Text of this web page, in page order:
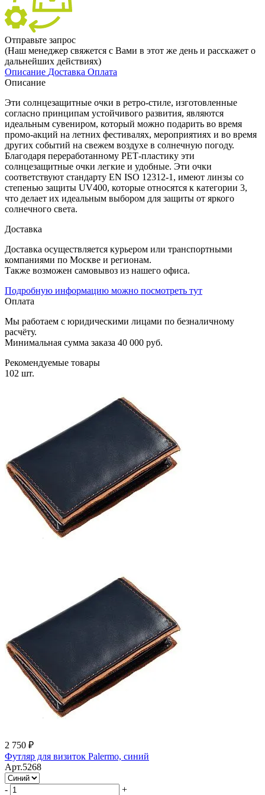
Отправьте запрос
(Наш менеджер свяжется с Вами в этот же день и расскажет о
дальнейших действиях)
Описание Доставка Оплата
Описание
Эти солнцезащитные очки в ретро-стиле, изготовленные
согласно принципам устойчивого развития, являются
идеальным сувениром, который можно подарить во время
промо-акций на летних фестивалях, мероприятиях и во время
других событий на свежем воздухе в солнечную погоду.
Благодаря переработанному РЕТ-пластику эти
солнцезащитные очки легкие и удобные. Эти очки
соответствуют стандарту EN ISO 12312-1, имеют линзы со
степенью защиты UV400, которые относятся к категории 3,
что делает их идеальным выбором для защиты от яркого
солнечного света.
Доставка
Доставка осуществляется курьером или транспортными
компаниями по Москве и регионам.
Также возможен самовывоз из нашего офиса.
Подробную информацию можно посмотреть тут
Оплата
Мы работаем с юридическими лицами по безналичному
расчёту.
Минимальная сумма заказа 40 000 руб.
Рекомендуемые товары
102 шт.
2 750 ₽
Футляр для визиток Palermo, синий
Арт.5268
-
+